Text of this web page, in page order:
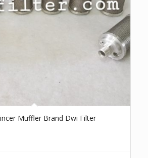
Muffler Brand Dwi Filter